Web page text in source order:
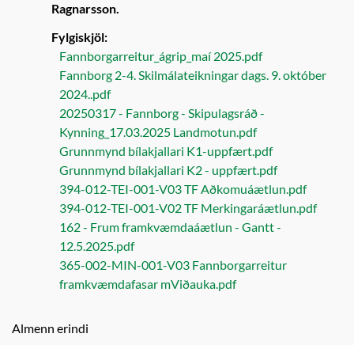
Ragnarsson.
Fylgiskjöl:
Fannborgarreitur_ágrip_maí 2025.pdf
Fannborg 2-4. Skilmálateikningar dags. 9. október
2024..pdf
20250317 - Fannborg - Skipulagsráð -
Kynning_17.03.2025 Landmotun.pdf
Grunnmynd bílakjallari K1-uppfært.pdf
Grunnmynd bílakjallari K2 - uppfært.pdf
394-012-TEI-001-V03 TF Aðkomuáætlun.pdf
394-012-TEI-001-V02 TF Merkingaráætlun.pdf
162 - Frum framkvæmdaáætlun - Gantt -
12.5.2025.pdf
365-002-MIN-001-V03 Fannborgarreitur
framkvæmdafasar mViðauka.pdf
Almenn erindi